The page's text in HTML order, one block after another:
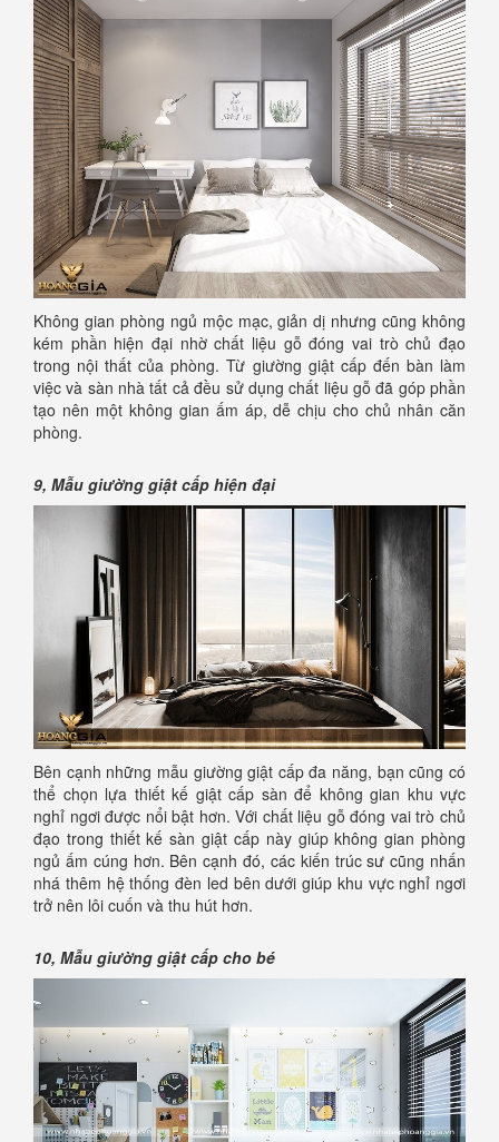
Không gian phòng ngủ mộc mạc, giản dị nhưng cũng không
kém phần hiện đại nhờ chất liệu gỗ đóng vai trò chủ đạo
trong nội thất của phòng. Từ giường giật cấp đến bàn làm
việc và sàn nhà tất cả đều sử dụng chất liệu gỗ đã góp phần
tạo nên một không gian ấm áp, dễ chịu cho chủ nhân căn
phòng.
9, Mẫu giường giật cấp hiện đại
Bên cạnh những mẫu giường giật cấp đa năng, bạn cũng có
thể chọn lựa thiết kế giật cấp sàn để không gian khu vực
nghỉ ngơi được nổi bật hơn. Với chất liệu gỗ đóng vai trò chủ
đạo trong thiết kế sàn giật cấp này giúp không gian phòng
ngủ ấm cúng hơn. Bên cạnh đó, các kiến trúc sư cũng nhấn
nhá thêm hệ thống đèn led bên dưới giúp khu vực nghỉ ngơi
trở nên lôi cuốn và thu hút hơn.
10, Mẫu giường giật cấp cho bé